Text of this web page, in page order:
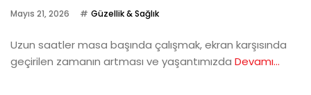
Mayıs 21, 2026 Güzellik & Sağlık
Uzun saatler masa başında çalışmak, ekran karşısında
geçirilen zamanın artması ve yaşantımızda Devamı...